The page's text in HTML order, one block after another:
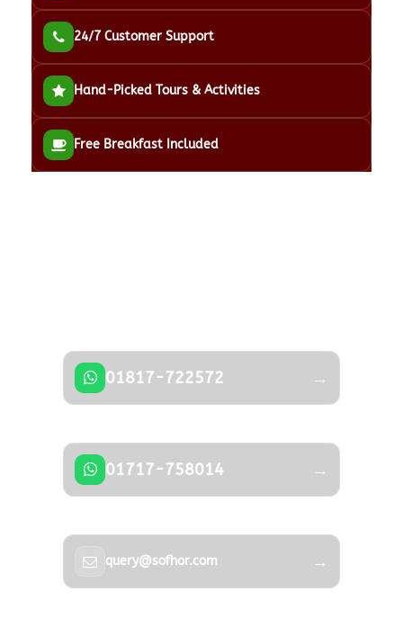
24/7 Customer Support
Hand-Picked Tours & Activities
Free Breakfast Included
01817-722572 →
01717-758014 →
query@sofhor.com →